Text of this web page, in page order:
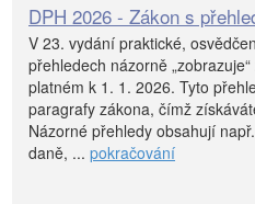
DPH 2026 - Zákon s
V 23. vydání praktické,
přehledech názorně
platném k 1. 1. 2026. Tyto
paragrafy zákona, čímž
Názorné přehledy obsahují
daně, ... pokračování